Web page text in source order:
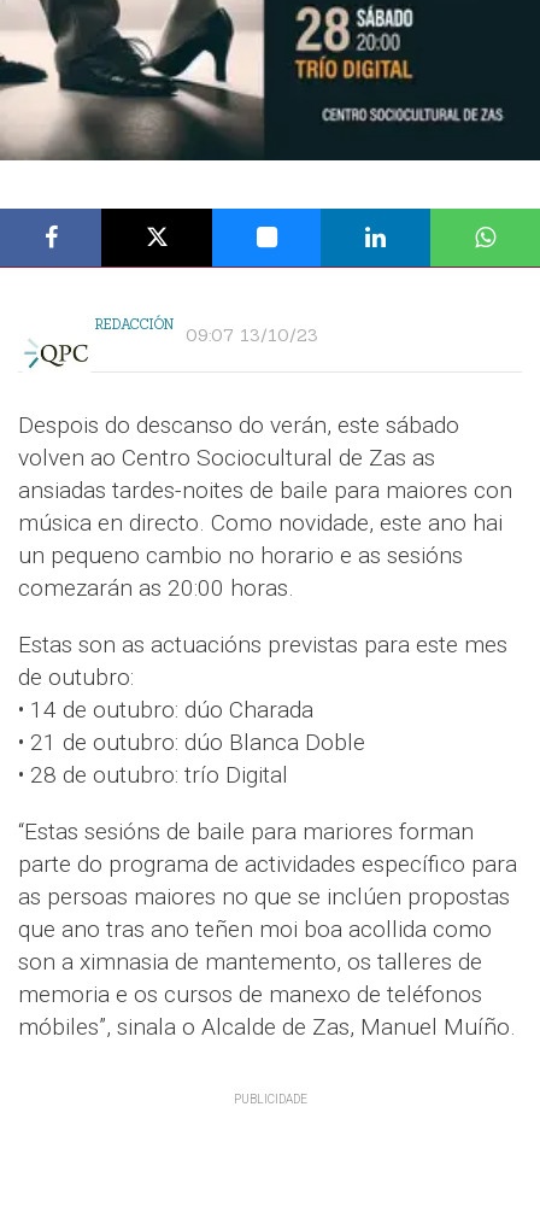
REDACCIÓN 09:07 13/10/23
Despois do descanso do verán, este sábado
volven ao Centro Sociocultural de Zas as
ansiadas tardes-noites de baile para maiores con
música en directo. Como novidade, este ano hai
un pequeno cambio no horario e as sesións
comezarán as 20:00 horas.
Estas son as actuacións previstas para este mes
de outubro:
• 14 de outubro: dúo Charada
• 21 de outubro: dúo Blanca Doble
• 28 de outubro: trío Digital
“Estas sesións de baile para mariores forman
parte do programa de actividades específico para
as persoas maiores no que se inclúen propostas
que ano tras ano teñen moi boa acollida como
son a ximnasia de mantemento, os talleres de
memoria e os cursos de manexo de teléfonos
móbiles”, sinala o Alcalde de Zas, Manuel Muíño.